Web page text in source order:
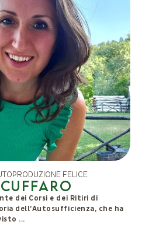
FELICE
Cuffaro
dei Corsi e dei Ritiri di
dell’Autosufficienza, che ha